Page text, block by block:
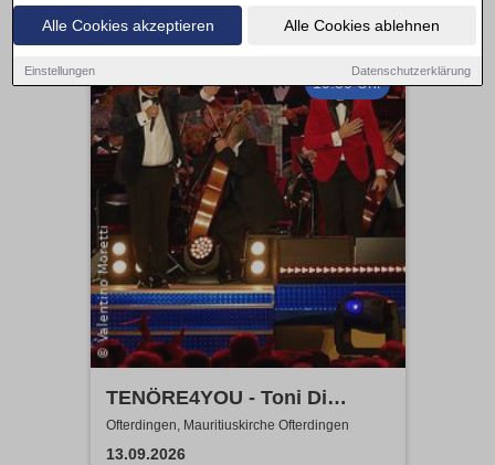
Alle Cookies akzeptieren Alle Cookies ablehnen
Einstellungen Datenschutzerklärung
19:30 Uhr
TENÖRE4YOU - Toni Di
Napoli & Pietro Pato
Ofterdingen, Mauritiuskirche Ofterdingen
13.09.2026